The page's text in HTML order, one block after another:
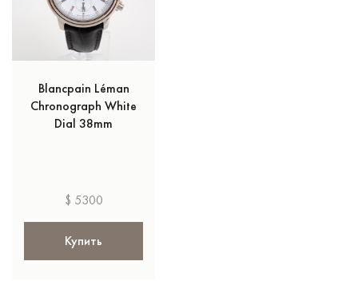
Blancpain Léman
Chronograph White
Dial 38mm
$ 5300
Купить